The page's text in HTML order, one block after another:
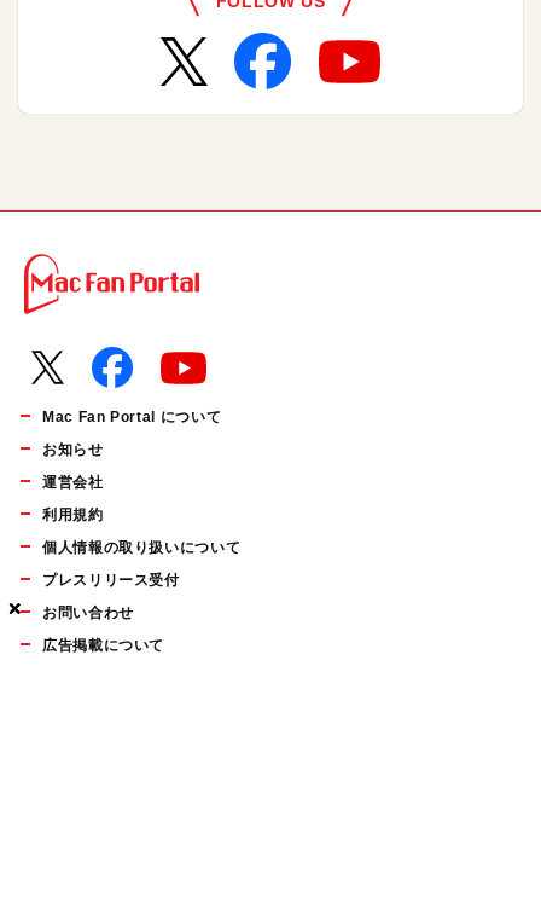
×
×
×
Mac Fan Portal について
お知らせ
運営会社
利用規約
個人情報の取り扱いについて
プレスリリース受付
お問い合わせ
広告掲載について